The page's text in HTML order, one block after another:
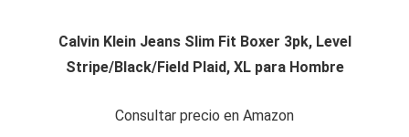
Calvin Klein Jeans Slim Fit Boxer 3pk, Level
Stripe/Black/Field Plaid, XL para Hombre
Consultar precio en Amazon